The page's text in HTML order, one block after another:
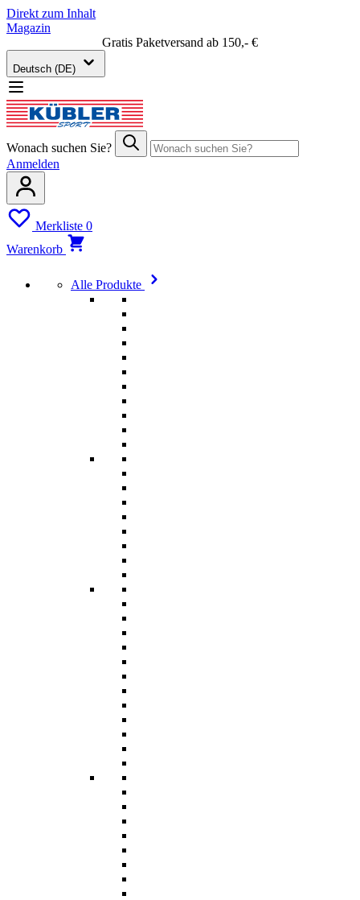
Direkt zum Inhalt
Magazin
Gratis Paketversand ab 150,- €
Deutsch (DE)
Wonach suchen Sie?
Anmelden
Merkliste 0
Warenkorb
Alle Produkte